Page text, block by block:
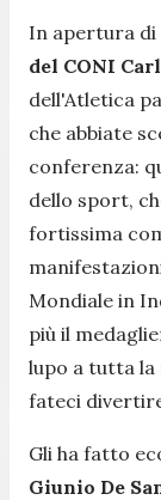
In apertura
del CONI
dell'Atletica
che abbiate
conferenza:
dello sport,
fortissima
Mondiale in
più il
lupo a tutta
fateci
Gli ha fatto
Giunio De